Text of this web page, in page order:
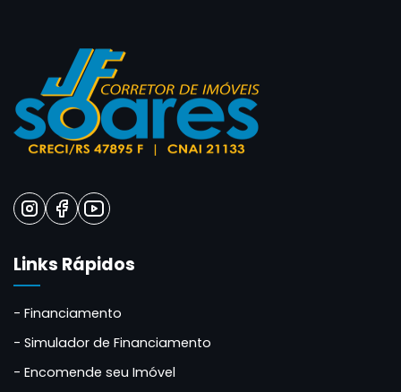
Links Rápidos
Financiamento
Simulador de Financiamento
Encomende seu Imóvel